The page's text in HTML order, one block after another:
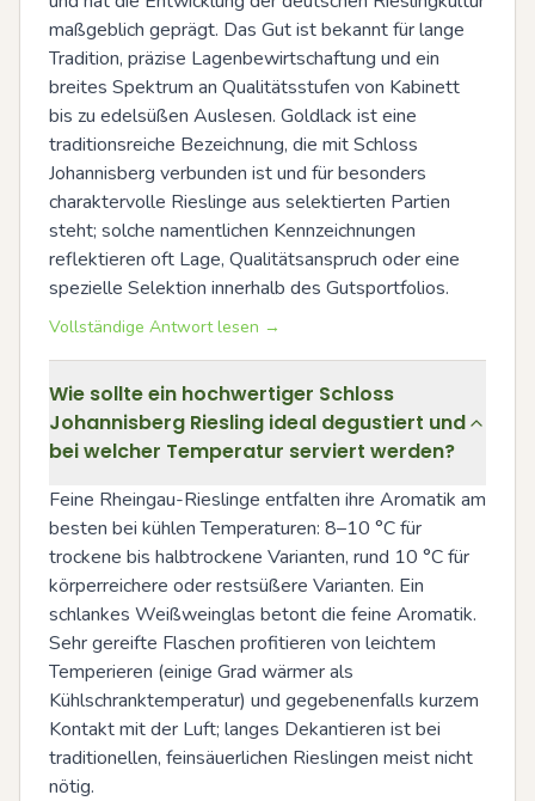
maßgeblich geprägt. Das Gut ist bekannt für lange
Tradition, präzise Lagenbewirtschaftung und ein
breites Spektrum an Qualitätsstufen von Kabinett
bis zu edelsüßen Auslesen. Goldlack ist eine
traditionsreiche Bezeichnung, die mit Schloss
Johannisberg verbunden ist und für besonders
charaktervolle Rieslinge aus selektierten Partien
steht; solche namentlichen Kennzeichnungen
reflektieren oft Lage, Qualitätsanspruch oder eine
spezielle Selektion innerhalb des Gutsportfolios.
Vollständige Antwort lesen →
Wie sollte ein hochwertiger Schloss
Johannisberg Riesling ideal degustiert und
bei welcher Temperatur serviert werden?
Feine Rheingau-Rieslinge entfalten ihre Aromatik am
besten bei kühlen Temperaturen: 8–10 °C für
trockene bis halbtrockene Varianten, rund 10 °C für
körperreichere oder restsüßere Varianten. Ein
schlankes Weißweinglas betont die feine Aromatik.
Sehr gereifte Flaschen profitieren von leichtem
Temperieren (einige Grad wärmer als
Kühlschranktemperatur) und gegebenenfalls kurzem
Kontakt mit der Luft; langes Dekantieren ist bei
traditionellen, feinsäuerlichen Rieslingen meist nicht
nötig.